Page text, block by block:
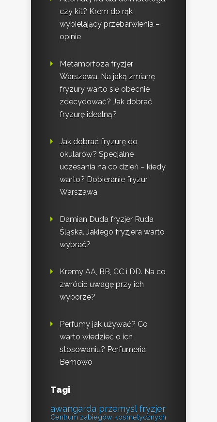
czy kit? Krem do rąk
wybielający przebarwienia –
opinie
Metamorfoza fryzjer
Warszawa. Na jaką zmianę
fryzury warto się obecnie
zdecydować? Jak dobrać
fryzurę idealną?
Jak dobrać fryzurę do
okularów? Specjalne
uczesania na co dzień – kiedy
warto? Dobieranie fryzur
Warszawa
Damian Duda fryzjer Ruda
Śląska. Jakiego fryzjera warto
wybrać?
Kremy AA, BB, CC i DD. Na co
zwrócić uwagę przy ich
wyborze?
Perfumy jak używać? Co
warto wiedzieć o ich
stosowaniu? Perfumeria
Bemowo
Tagi
awangarda przemyśl fryzjer
Centrum zabiegów kosmetycznych